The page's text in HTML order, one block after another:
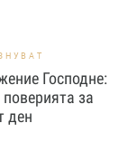
Господне:
за
ден